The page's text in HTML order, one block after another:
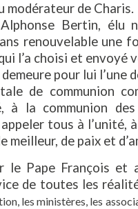
modérateur de Charis.
Bertin,
renouvelable une
l’a choisi et
pour lui l’une
de communion
à la communion
tous à l’unité,
de paix et
le Pape François
de toutes les
les ministères, les